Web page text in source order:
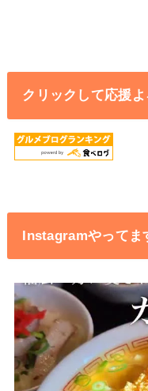
クリックして応援
Instagramやってま